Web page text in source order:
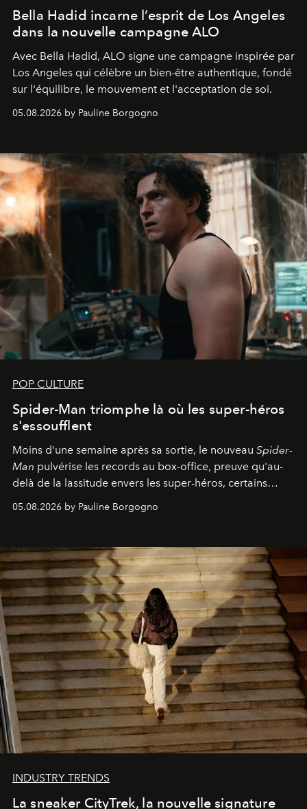
Bella Hadid incarne l’esprit de Los Angeles
dans la nouvelle campagne ALO
Avec Bella Hadid, ALO signe une campagne inspirée par
Los Angeles qui célèbre un bien-être authentique, fondé
sur l'équilibre, le mouvement et l'acceptation de soi.
05.08.2026 by Pauline Borgogno
POP CULTURE
Spider-Man triomphe là où les super-héros
s'essoufflent
Moins d'une semaine après sa sortie, le nouveau Spider-
Man pulvérise les records au box-office, preuve qu'au-
delà de la lassitude envers les super-héros, certains
personnages continuent de susciter une ferveur intacte.
05.08.2026 by Pauline Borgogno
INDUSTRY TRENDS
La sneaker CityTrek, la nouvelle signature